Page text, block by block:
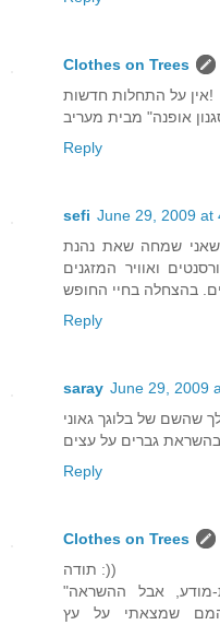
Clothes on Trees
אין על התחלות חדשות!
אופנה" מבית מעריב
Reply
sefi June 29, 2009 at
שאני שמחה שאת נהנת
ואוויר המזגנים
Reply
saray June 29, 2009
Reply
Clothes on Trees
תודה :))
"גברים על עצים" אולי הסתובב בתת-מודע, אבל ההשראה
שמצאתי על עץ